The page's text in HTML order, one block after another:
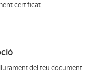
certificat.
del teu document